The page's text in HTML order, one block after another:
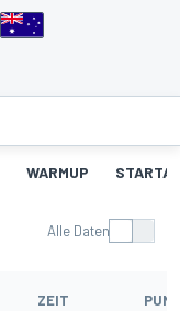
WARMUP
Alle Daten
ZEIT